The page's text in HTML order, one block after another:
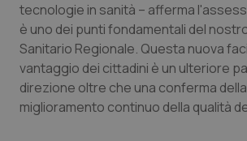
Piemonte
Provincia Autonoma di
Provincia Autonoma di Trento
HIV
Infezioni & Febbre
Ipertensione & Scompenso
tecnologie in sanità – afferma
è uno dei punti fondamentali del
Sanitario Regionale. Questa nuova
vantaggio dei cittadini è un ulteriore
direzione oltre che una conferma
miglioramento continuo della qualità